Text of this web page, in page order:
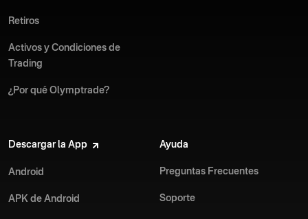
Retiros
Activos y Condiciones de
Trading
¿Por qué Olymptrade?
Descargar la App
Android
APK de Android
Ayuda
Preguntas Frecuentes
Soporte